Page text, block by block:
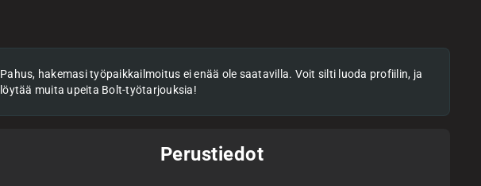
Pahus, hakemasi työpaikkailmoitus ei enää ole saatavilla. Voit silti luoda profiilin, ja
löytää muita upeita Bolt-työtarjouksia!
Perustiedot